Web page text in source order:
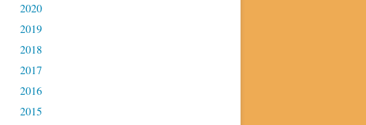
2020
2019
2018
2017
2016
2015